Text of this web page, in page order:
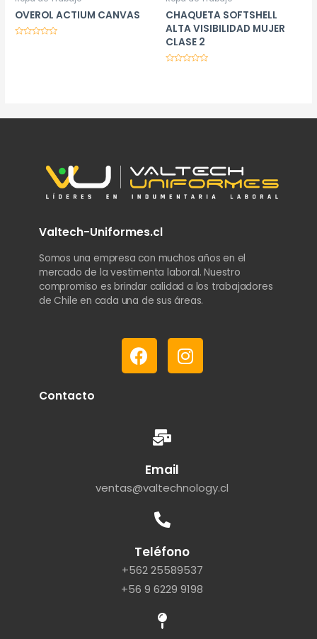
OVEROL ACTIUM CANVAS
CHAQUETA SOFTSHELL
ALTA VISIBILIDAD MUJER
CLASE 2
Valtech-Uniformes.cl
Somos una empresa con muchos años en el
mercado de la vestimenta laboral. Nuestro
compromiso es brindar calidad a los trabajadores
de Chile en cada una de sus áreas.
Contacto
Email
ventas@valtechnology.cl
Teléfono
+562 25589537
+56 9 6229 9198